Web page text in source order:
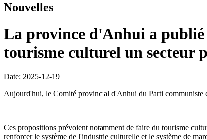
Nouvelles
La province d'Anhui a publié
tourisme culturel un secteur
Date: 2025-12-19
Aujourd'hui, le Comité provincial d'Anhui du Parti communiste
Ces propositions prévoient notamment de faire du tourisme
renforcer le système de l'industrie culturelle et le système de